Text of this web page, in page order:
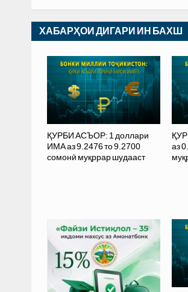
ХАБАРҲОИ ДИГАРИ ИН БАХШ
ҚУРБИ АСЪОР: 1 доллари
ИМА аз 9.2476 то 9.2700
сомонӣ муқррар шудааст
аз